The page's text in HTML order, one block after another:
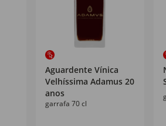
Aguardente Vínica
Velhíssima Adamus 20
anos
garrafa 70 cl